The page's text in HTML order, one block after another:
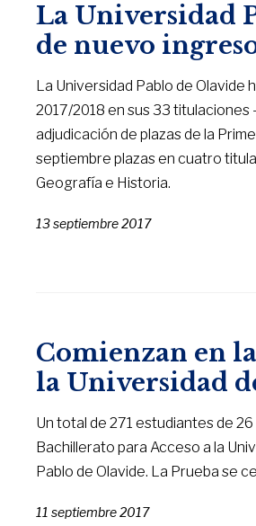
La Universidad
de nuevo
La Universidad Pablo de Olavide
2017/2018 en sus 33 titulaciones
adjudicación de plazas de la
septiembre plazas en cuatro
Geografía e Historia.
13 septiembre 2017
Comienzan en
la Universidad
Un total de 271 estudiantes de
Bachillerato para Acceso a la
Pablo de Olavide. La Prueba se
11 septiembre 2017